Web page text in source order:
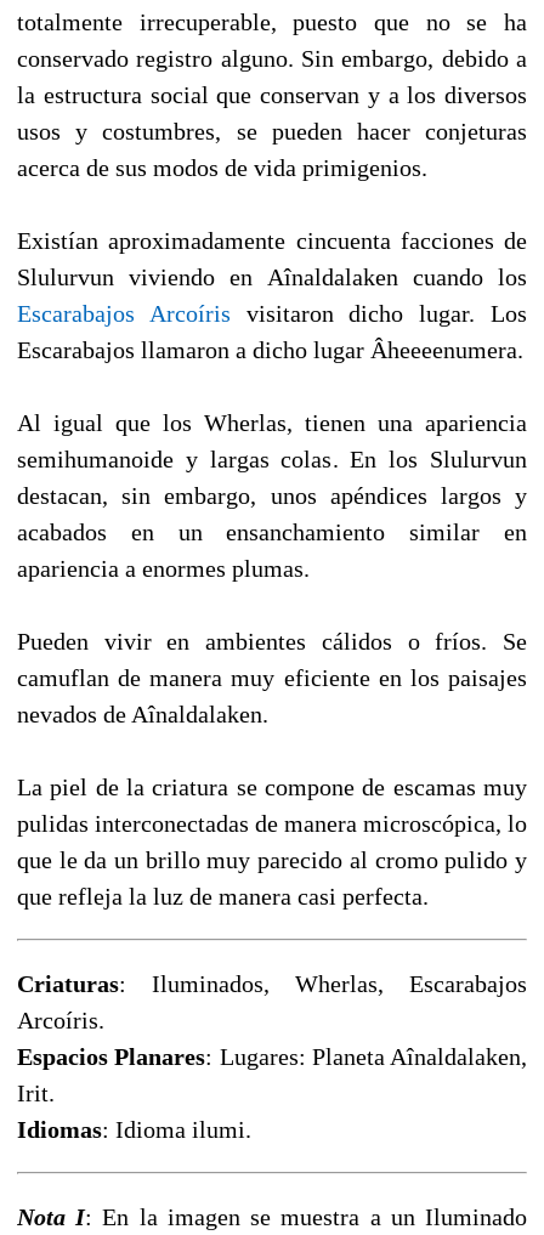
totalmente irrecuperable, puesto que no se ha
conservado registro alguno. Sin embargo, debido a
la estructura social que conservan y a los diversos
usos y costumbres, se pueden hacer conjeturas
acerca de sus modos de vida primigenios.
Existían aproximadamente cincuenta facciones de
Slulurvun viviendo en Aînaldalaken cuando los
Escarabajos Arcoíris visitaron dicho lugar. Los
Escarabajos llamaron a dicho lugar Âheeeenumera.
Al igual que los Wherlas, tienen una apariencia
semihumanoide y largas colas. En los Slulurvun
destacan, sin embargo, unos apéndices largos y
acabados en un ensanchamiento similar en
apariencia a enormes plumas.
Pueden vivir en ambientes cálidos o fríos. Se
camuflan de manera muy eficiente en los paisajes
nevados de Aînaldalaken.
La piel de la criatura se compone de escamas muy
pulidas interconectadas de manera microscópica, lo
que le da un brillo muy parecido al cromo pulido y
que refleja la luz de manera casi perfecta.
Criaturas: Iluminados, Wherlas, Escarabajos
Arcoíris.
Espacios Planares: Lugares: Planeta Aînaldalaken,
Irit.
Idiomas: Idioma ilumi.
Nota I: En la imagen se muestra a un Iluminado